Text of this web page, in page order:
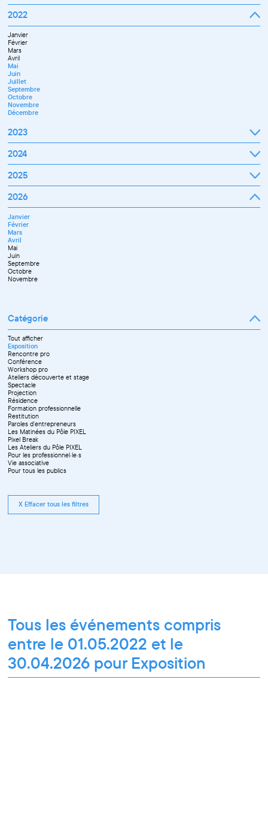
Septembre
Novembre
Décembre
2022
Janvier
Février
Mars
Avril
Mai
Juin
Juillet
Septembre
Octobre
Novembre
Décembre
2023
Janvier
Février
Mars
Avril
Septembre
Octobre
Novembre
Décembre
2024
Janvier
Février
Mars
Avril
Juin
Juillet
Septembre
Novembre
Décembre
2025
Janvier
Février
Mars
Avril
Mai
Juin
Juillet
Septembre
Octobre
Novembre
Décembre
2026
Janvier
Février
Mars
Avril
Mai
Juin
Septembre
Octobre
Novembre
Catégorie
Tout afficher
Exposition
Rencontre pro
Conférence
Workshop pro
Ateliers découverte et stage
Spectacle
Projection
Résidence
Formation professionnelle
Restitution
Paroles d'entrepreneurs
Les Matinées du Pôle PIXEL
Pixel Break
Les Ateliers du Pôle PIXEL
Pour les professionnel·le·s
Vie associative
Pour tous les publics
X Effacer tous les filtres
Tous les événements compris
entre le 01.05.2022 et le
30.04.2026 pour Exposition